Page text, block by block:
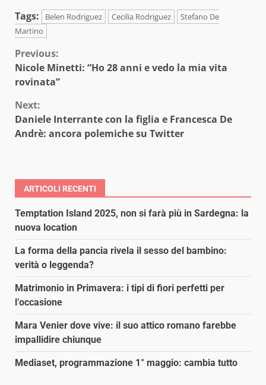
Tags:
Belen Rodriguez Cecilia Rodriguez
Stefano De
Martino
Continue
Reading
Previous:
Nicole Minetti: “Ho 28 anni e vedo la mia vita
rovinata”
Next:
Daniele Interrante con la figlia e Francesca De
Andrè: ancora polemiche su Twitter
ARTICOLI RECENTI
Temptation Island 2025, non si farà più in Sardegna: la
nuova location
La forma della pancia rivela il sesso del bambino:
verità o leggenda?
Matrimonio in Primavera: i tipi di fiori perfetti per
l’occasione
Mara Venier dove vive: il suo attico romano farebbe
impallidire chiunque
Mediaset, programmazione 1° maggio: cambia tutto